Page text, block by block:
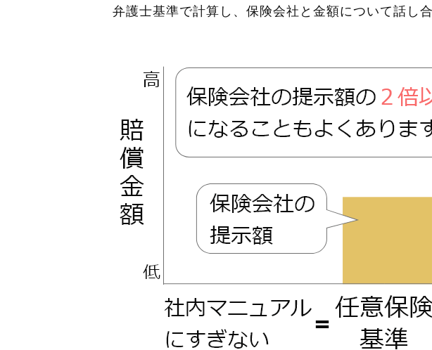
弁護士基準で計算し、保険会社と金額について話し